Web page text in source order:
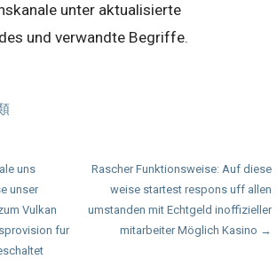
unter aktualisierte
und verwandte Begriffe.
uns
unser
Vulkan
fur
Rascher Funktionsweise: Auf diese
weise startest respons uff allen
umstanden mit Echtgeld inoffizieller
mitarbeiter Möglich Kasino →